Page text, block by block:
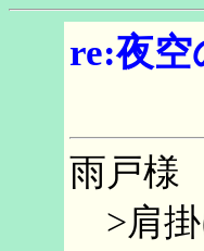
re:夜空
雨戸様
>肩掛